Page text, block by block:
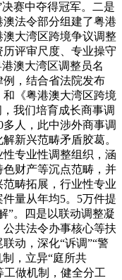
赛中夺得冠军。二是
法令部分组建了粤港
大湾区跨境争议调整
评审尺度、专业操守
澳大湾区调整员名
，结合省法院发布
和《粤港澳大湾区跨境
我们培育成长商事调
多人，此中涉外商事调
新兴范畴矛盾胶葛。
专业性调整组织，涵
财产等沉点范畴，并
畴拓展，行业性专业
量从年均5。5万件提
”。四是以联动调整凝
共法令办事核心等扶
动，深化“诉调”“警
制，立异“庭所共
工做机制，健全分工